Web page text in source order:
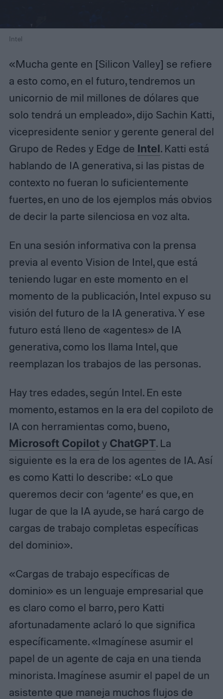
Intel
«Mucha gente en [Silicon Valley] se refiere
a esto como, en el futuro, tendremos un
unicornio de mil millones de dólares que
solo tendrá un empleado», dijo Sachin Katti,
vicepresidente senior y gerente general del
Grupo de Redes y Edge de Intel. Katti está
hablando de IA generativa, si las pistas de
contexto no fueran lo suficientemente
fuertes, en uno de los ejemplos más obvios
de decir la parte silenciosa en voz alta.
En una sesión informativa con la prensa
previa al evento Vision de Intel, que está
teniendo lugar en este momento en el
momento de la publicación, Intel expuso su
visión del futuro de la IA generativa. Y ese
futuro está lleno de «agentes» de IA
generativa, como los llama Intel, que
reemplazan los trabajos de las personas.
Hay tres edades, según Intel. En este
momento, estamos en la era del copiloto de
IA con herramientas como, bueno,
Microsoft Copiloty ChatGPT. La
siguiente es la era de los agentes de IA. Así
es como Katti lo describe: «Lo que
queremos decir con ‘agente’ es que, en
lugar de que la IA ayude, se hará cargo de
cargas de trabajo completas específicas
del dominio».
«Cargas de trabajo específicas de
dominio» es un lenguaje empresarial que
es claro como el barro, pero Katti
afortunadamente aclaró lo que significa
específicamente. «Imagínese asumir el
papel de un agente de caja en una tienda
minorista. Imagínese asumir el papel de un
asistente que maneja muchos flujos de